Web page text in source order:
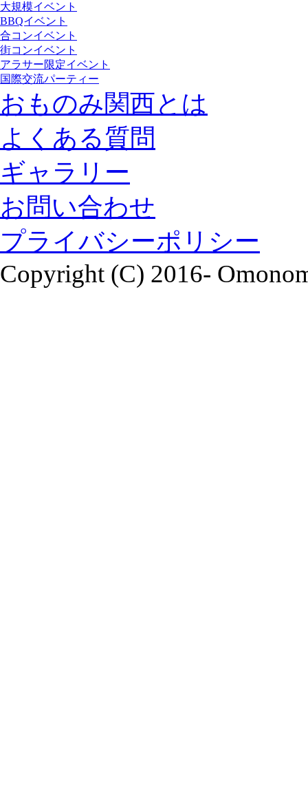
大規模イベント
BBQイベント
合コンイベント
街コンイベント
アラサー限定イベント
国際交流パーティー
おものみ関西とは
よくある質問
ギャラリー
お問い合わせ
プライバシーポリシー
Copyright (C) 2016-